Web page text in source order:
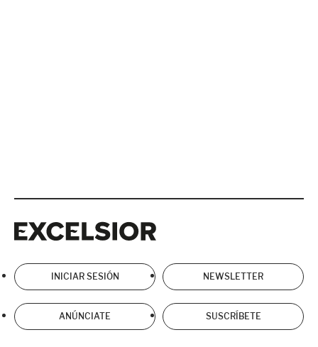
INICIAR SESIÓN NEWSLETTER
ANÚNCIATE SUSCRÍBETE